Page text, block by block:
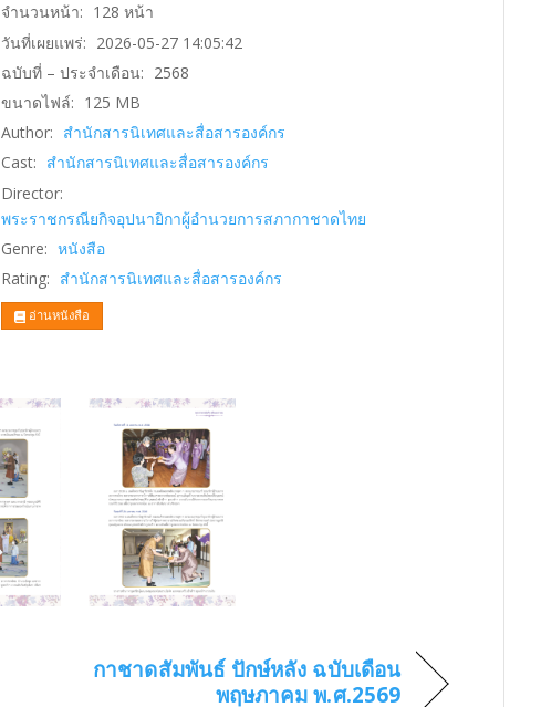
จำนวนหน้า: 128หน้า
วันที่เผยแพร่: 2026-05-27 14:05:42
ฉบับที่ – ประจำเดือน: 2568
ขนาดไฟล์: 125 MB
Author: สำนักสารนิเทศและสื่อสารองค์กร
Cast: สำนักสารนิเทศและสื่อสารองค์กร
Director:
พระราชกรณียกิจอุปนายิกาผู้อำนวยการสภากาชาดไทย
Genre: หนังสือ
Rating: สำนักสารนิเทศและสื่อสารองค์กร
อ่านหนังสือ
กาชาดสัมพันธ์ ปักษ์หลัง ฉบับเดือน
พฤษภาคม พ.ศ.2569